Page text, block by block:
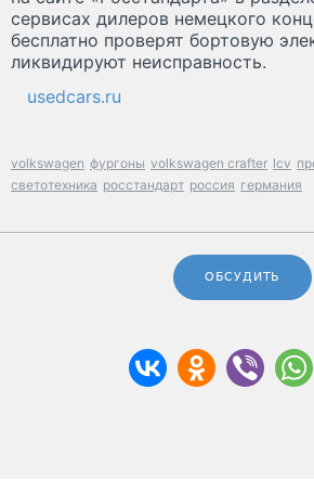
сервисах дилеров немецкого
бесплатно проверят бортовую
ликвидируют неисправность.
usedcars.ru
volkswagen фургоны volkswagen crafter lcv
светотехника росстандарт россия германия
ОБСУДИТЬ